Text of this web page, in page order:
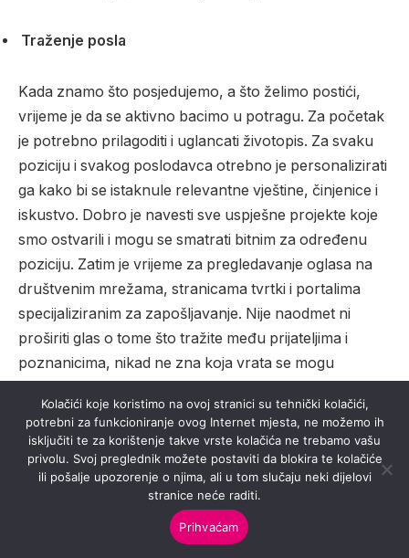
Traženje posla
Kada znamo što posjedujemo, a što želimo postići,
vrijeme je da se aktivno bacimo u potragu. Za početak
je potrebno prilagoditi i uglancati životopis. Za svaku
poziciju i svakog poslodavca otrebno je personalizirati
ga kako bi se istaknule relevantne vještine, činjenice i
iskustvo. Dobro je navesti sve uspješne projekte koje
smo ostvarili i mogu se smatrati bitnim za određenu
poziciju. Zatim je vrijeme za pregledavanje oglasa na
društvenim mrežama, stranicama tvrtki i portalima
specijaliziranim za zapošljavanje. Nije naodmet ni
proširiti glas o tome što tražite među prijateljima i
poznanicima, nikad ne zna koja vrata se mogu
Što kada nemamo posao iz snova?
Iako nije uvijek moguće pronaći posao koji ispunjava
sve kriterije, možemo se iznenaditi koliko nas može
ispunjavati posao koji odgovara većini kriterija s našeg
Kolačići koje koristimo na ovoj stranici su tehnički kolačići,
potrebni za funkcioniranje ovog Internet mjesta, ne možemo ih
isključiti te za korištenje takve vrste kolačića ne trebamo vašu
privolu. Svoj preglednik možete postaviti da blokira te kolačiće
ili pošalje upozorenje o njima, ali u tom slučaju neki dijelovi
stranice neće raditi.
Prihvaćam